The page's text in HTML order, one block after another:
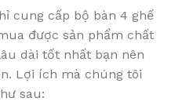
cung cấp bộ bàn 4 ghế
được sản phẩm chất
dài tốt nhất bạn nên
Lợi ích mà chúng tôi
sau: